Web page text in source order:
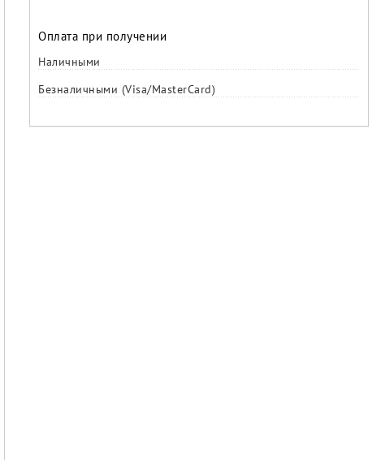
Оплата при получении
Наличными
Безналичными (Visa/MasterCard)